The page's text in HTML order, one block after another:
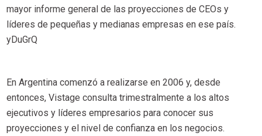
mayor informe general de las proyecciones de CEOs y
líderes de pequeñas y medianas empresas en ese país.
yDuGrQ
En Argentina comenzó a realizarse en 2006 y, desde
entonces, Vistage consulta trimestralmente a los altos
ejecutivos y líderes empresarios para conocer sus
proyecciones y el nivel de confianza en los negocios.